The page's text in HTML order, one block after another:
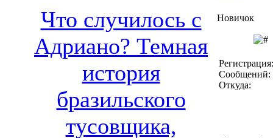
Что случилось с
Адриано? Темная
история
бразильского
тусовщика,
Новичок
Сообщений:
Откуда: